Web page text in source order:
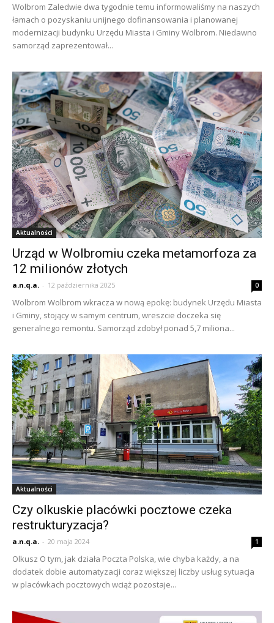
Wolbrom Zaledwie dwa tygodnie temu informowaliśmy na naszych
łamach o pozyskaniu unijnego dofinansowania i planowanej
modernizacji budynku Urzędu Miasta i Gminy Wolbrom. Niedawno
samorząd zaprezentował...
Aktualności
Urząd w Wolbromiu czeka metamorfoza za
12 milionów złotych
a.n.q.a. - 12 października 2025 0
Wolbrom Wolbrom wkracza w nową epokę: budynek Urzędu Miasta
i Gminy, stojący w samym centrum, wreszcie doczeka się
generalnego remontu. Samorząd zdobył ponad 5,7 miliona...
Aktualności
Czy olkuskie placówki pocztowe czeka
restrukturyzacja?
a.n.q.a. - 20 maja 2024 1
Olkusz O tym, jak działa Poczta Polska, wie chyba każdy, a na
dodatek dobie automatyzacji coraz większej liczby usług sytuacja
w placówkach pocztowych wciąż pozostaje...